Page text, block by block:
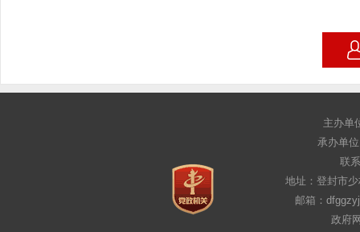
主办单
承办单
联
地址：登封市
邮箱：
政府